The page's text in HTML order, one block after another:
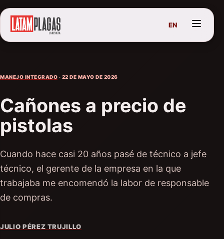
EN
MANEJO INTEGRADO · 22 DE MAYO DE 2026
Cañones a precio de
pistolas
Cuando hace casi 20 años pasé de técnico a jefe
técnico, el gerente de la empresa en la que
trabajaba me encomendó la labor de responsable
de compras.
JULIO PÉREZ TRUJILLO